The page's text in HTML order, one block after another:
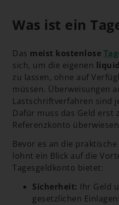
Was ist ein
Das meist kostenlose
sich, um die eigenen
zu lassen, ohne auf
müssen. Überweisungen
Lastschriftverfahren sind
Dafür muss das Geld erst
Referenzkonto
Bevor es an die
lohnt ein Blick auf die
Tagesgeldkonto bietet:
Sicherheit: Ihr Geld
gesetzlichen